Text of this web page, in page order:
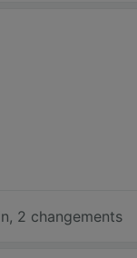
, 2 changements